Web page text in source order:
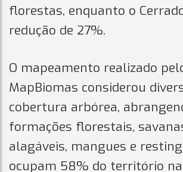
florestas, enquanto o
redução de 27%.
O mapeamento realizado
MapBiomas considerou
cobertura arbórea,
formações florestais,
alagáveis, mangues e
ocupam 58% do território